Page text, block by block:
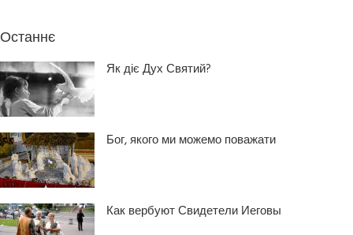
Останнє
Як діє Дух Святий?
Бог, якого ми можемо поважати
Как вербуют Свидетели Иеговы